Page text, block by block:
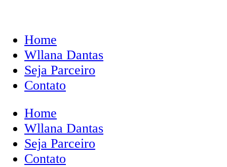
Home
Wllana Dantas
Seja Parceiro
Contato
Home
Wllana Dantas
Seja Parceiro
Contato